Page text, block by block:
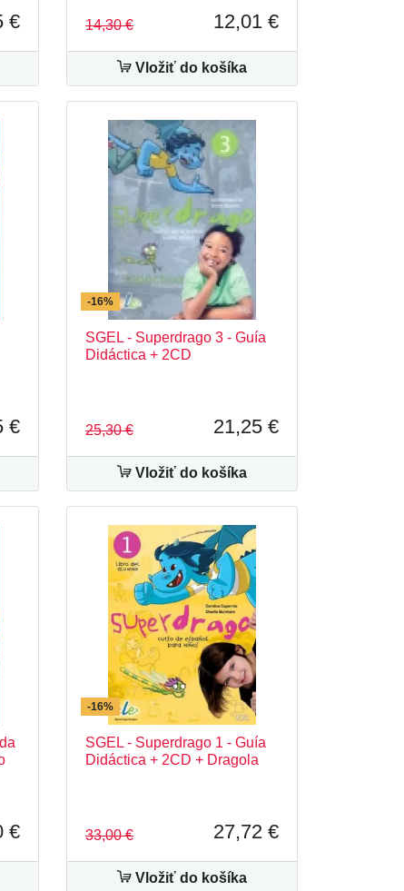
€ 14,30 € 12,01 €
Vložiť do košíka
€
-16%
SGEL - Superdrago 3 - Guía
Didáctica + 2CD
25,30 € 21,25 €
Vložiť do košíka
€
-16%
SGEL - Superdrago 1 - Guía
Didáctica + 2CD + Dragola
33,00 € 27,72 €
Vložiť do košíka